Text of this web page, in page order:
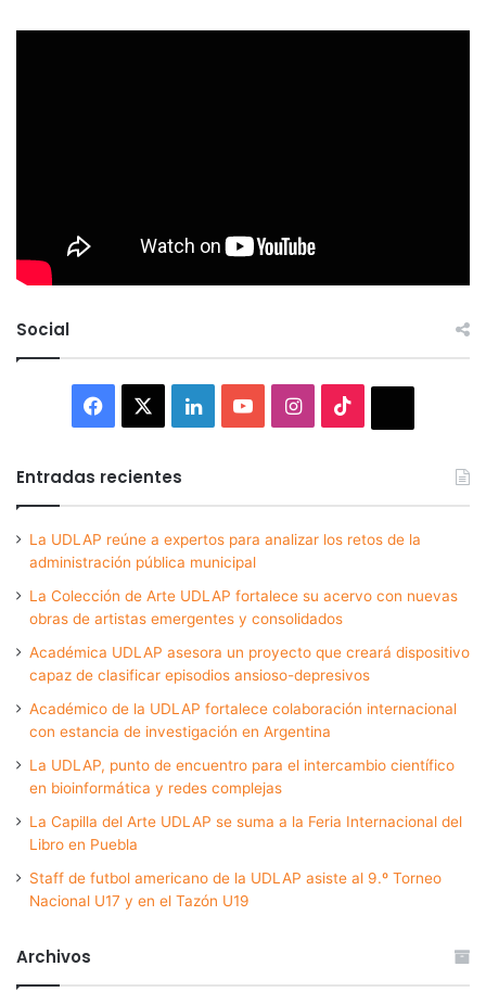
Social
Facebook LinkedInYouTubeInstagram
Entradas recientes
La UDLAP reúne a expertos para analizar los retos de la
administración pública municipal
La Colección de Arte UDLAP fortalece su acervo con nuevas
obras de artistas emergentes y consolidados
Académica UDLAP asesora un proyecto que creará dispositivo
capaz de clasificar episodios ansioso-depresivos
Académico de la UDLAP fortalece colaboración internacional
con estancia de investigación en Argentina
La UDLAP, punto de encuentro para el intercambio científico
en bioinformática y redes complejas
La Capilla del Arte UDLAP se suma a la Feria Internacional del
Libro en Puebla
Staff de futbol americano de la UDLAP asiste al 9.º Torneo
Nacional U17 y en el Tazón U19
Archivos